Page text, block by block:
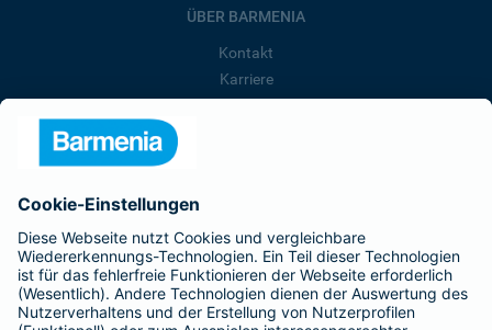
ÜBER BARMENIA
Kontakt
Karriere
Barmenia ist Teil der BarmeniaGothaer
BELIEBTE SEITEN
Kranken-Zusatzversicherung
Tierversicherungen